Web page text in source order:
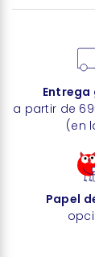
a partir de
(en
Papel